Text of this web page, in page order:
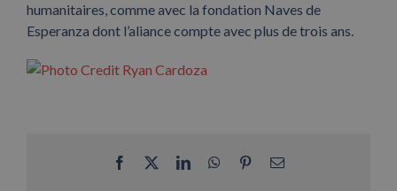
humanitaires, comme avec la fondation Naves de
Esperanza dont l’aliance compte avec plus de trois ans.
Facebook LinkedInWhatsApp
PinterestEmail